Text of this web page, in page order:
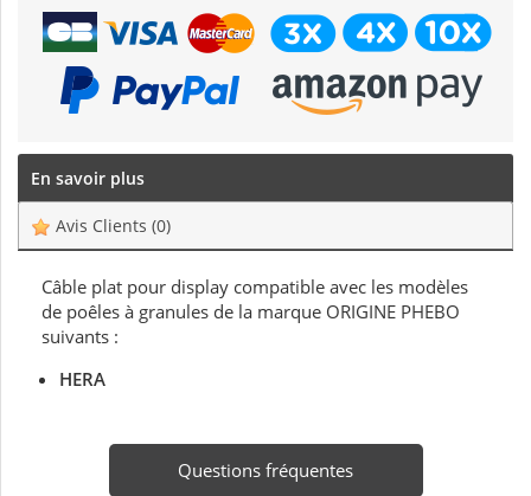
En savoir plus
Avis Clients (0)
Câble plat pour display compatible avec les modèles
de poêles à granules de la marque ORIGINE PHEBO
suivants :
HERA
Questions fréquentes